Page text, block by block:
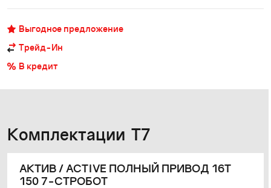
Выгодное предложение
Трейд-Ин
В кредит
Комплектации T7
АКТИВ / ACTIVE ПОЛНЫЙ ПРИВОД 16Т
150 7-СТРОБОТ